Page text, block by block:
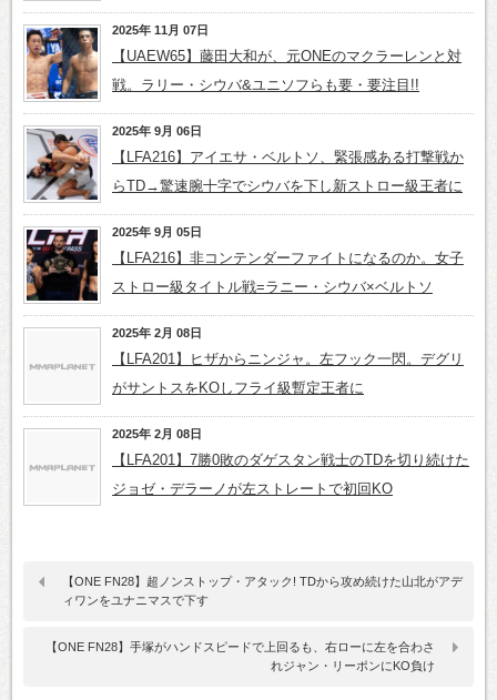
2025年 11月 07日
【UAEW65】藤田大和が、元ONEのマクラーレンと対
戦。ラリー・シウバ&ユニソフらも要・要注目!!
2025年 9月 06日
【LFA216】アイエサ・ベルトソ、緊張感ある打撃戦か
らTD→驚速腕十字でシウバを下し新ストロー級王者に
2025年 9月 05日
【LFA216】非コンテンダーファイトになるのか。女子
ストロー級タイトル戦=ラニー・シウバ×ベルトソ
2025年 2月 08日
【LFA201】ヒザからニンジャ。左フック一閃。デグリ
がサントスをKOしフライ級暫定王者に
2025年 2月 08日
【LFA201】7勝0敗のダゲスタン戦士のTDを切り続けた
ジョゼ・デラーノが左ストレートで初回KO
【ONE FN28】超ノンストップ・アタック! TDから攻め続けた山北がアデ
ィワンをユナニマスで下す
【ONE FN28】手塚がハンドスピードで上回るも、右ローに左を合わさ
れジャン・リーポンにKO負け